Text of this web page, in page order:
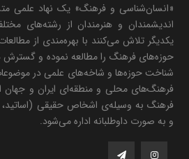
«انسان‌شناسی و فرهنگ» یک نهاد علمی
اندیشمندان و هنرمندان از رشته‌های
یکدیگر تلاش می‌کنند با بهره‌مندی از
حوزه‌های فرهنگ را مطالعه نموده و گسترش
شناخت حوزه‌ها و شاخه‌های علمی در موضوعات
فرهنگ‌های محلی و منطقه‌ای ایران و جهان
فرهنگ به وسیله‌ی اشخاص حقیقی (اساتید،
و به صورت داوطلبانه اداره می‌شود.